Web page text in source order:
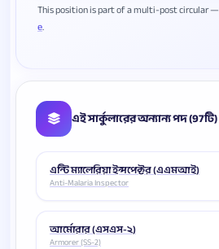
This position is part of a multi-post circular —
e
এই সার্কুলারের অন্যান্য পদ (97টি)
এন্টি ম্যালেরিয়া ইন্সপেক্টর (এএমআই)
Anti-Malaria Inspector
আর্মোরার (এসএস-২)
Armorer (SS-2)